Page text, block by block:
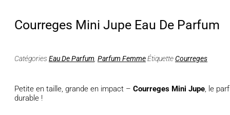
Courreges Mini Jupe Eau De Parfum
CatégoriesEau De Parfum Parfum FemmeÉtiquetteCourreges
Petite en taille, grande en impact – Courreges Mini Jupe, le
durable !